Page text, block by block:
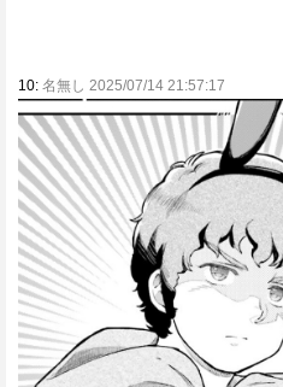
10: 名無し 2025/07/14 21:57:17